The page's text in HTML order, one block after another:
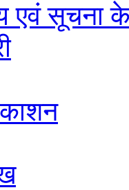
एवं सूचना